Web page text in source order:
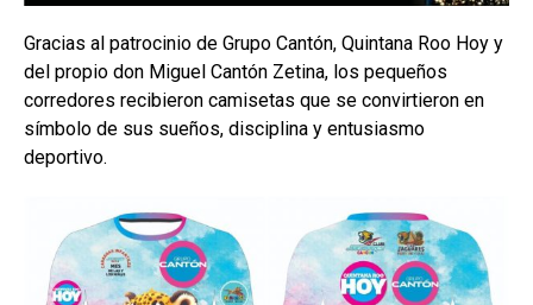
Gracias al patrocinio de Grupo Cantón, Quintana Roo Hoy y
del propio don Miguel Cantón Zetina, los pequeños
corredores recibieron camisetas que se convirtieron en
símbolo de sus sueños, disciplina y entusiasmo
deportivo.